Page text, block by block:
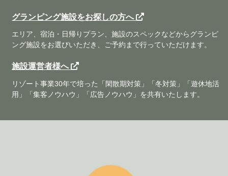
グランピング施設をお探しの方へ
エリア、宿泊・日帰りプラン、施設のスペックなどからグランピ
ング施設をお選びいただき、ご予約まで行っていただけます。
施設運営者様へ
リゾート事業30年で培った「閑散期対策」「冬対策」「遊休地活
用」「集客ノウハウ」「広告ノウハウ」を共有いたします。